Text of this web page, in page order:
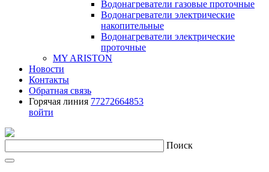
Водонагреватели газовые проточные
Водонагреватели электрические
накопительные
Водонагреватели электрические
проточные
MY ARISTON
Новости
Контакты
Обратная связь
Горячая линия 77272664853
войти
Поиск